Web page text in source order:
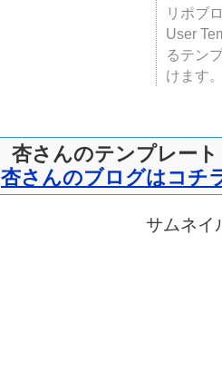
リポブ
User
るテン
けます
杏さんのテンプレート
杏さんのブログはコチ
サムネイ